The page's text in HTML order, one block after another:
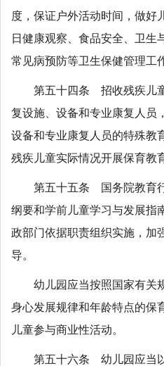
度，保证户外活动时间，做好
日健康观察、食品安全、卫生
常见病预防等卫生保健管理工
第五十四条 招收残疾儿
复设施、设备和专业康复人员
设备和专业康复人员的特殊教
残疾儿童实际情况开展保育教
第五十五条 国务院教育
纲要和学前儿童学习与发展指
政部门依据职责组织实施，加
导。
幼儿园应当按照国家有关
身心发展规律和年龄特点的保
儿童参与商业性活动。
第五十六条 幼儿园应当